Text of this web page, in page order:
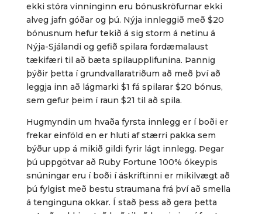
ekki stóra vinninginn eru bónuskröfurnar ekki
alveg jafn góðar og þú. Nýja innleggið með $20
bónusnum hefur tekið á sig storm á netinu á
Nýja-Sjálandi og gefið spilara fordæmalaust
tækifæri til að bæta spilaupplifunina. Þannig
þýðir þetta í grundvallaratriðum að með því að
leggja inn að lágmarki $1 fá spilarar $20 bónus,
sem gefur þeim í raun $21 til að spila.
Hugmyndin um hvaða fyrsta innlegg er í boði er
frekar einföld en er hluti af stærri pakka sem
býður upp á mikið gildi fyrir lágt innlegg. Þegar
þú uppgötvar að Ruby Fortune 100% ókeypis
snúningar eru í boði í áskriftinni er mikilvægt að
þú fylgist með bestu straumana frá því að smella
á tenginguna okkar. Í stað þess að gera þetta